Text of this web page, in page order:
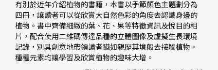
有別於近年介紹植物的書籍，本書以季節顏色主題劃分為
四冊，讓讀者可以從欣賞大自然色彩的角度去認識身邊的
植物。書中齊備細緻的葉、花、果等特徵資訊及悅目的相
片，配合使用二維碼傳達品種的立體圖像及虛擬生長環境
記錄，別具創意地帶領讀者猶如親歷其境般去接觸植物。
種種元素均讓學習及欣賞植物的趣味大增。